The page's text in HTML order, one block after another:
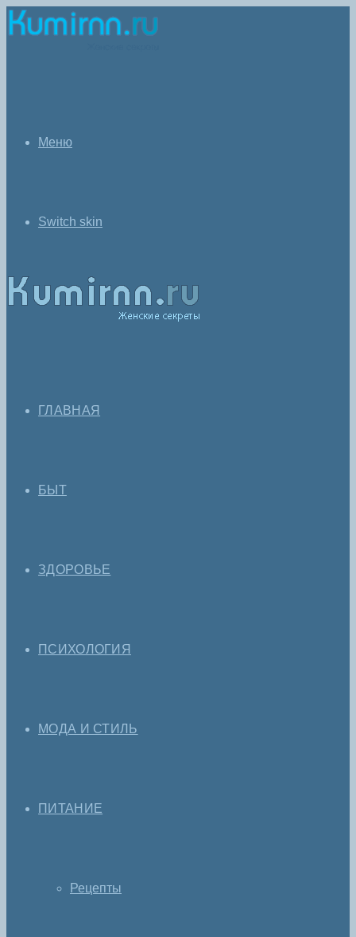
Меню
Switch skin
ГЛАВНАЯ
БЫТ
ЗДОРОВЬЕ
ПСИХОЛОГИЯ
МОДА И СТИЛЬ
ПИТАНИЕ
Рецепты